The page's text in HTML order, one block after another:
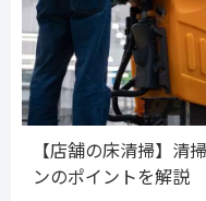
【店舗の床清掃】清
ンのポイントを解説